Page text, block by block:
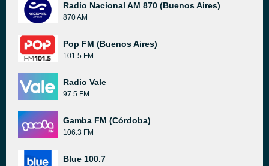
Radio Nacional AM 870 (Buenos Aires)
870 AM
Pop FM (Buenos Aires)
101.5 FM
Radio Vale
97.5 FM
Gamba FM (Córdoba)
106.3 FM
Blue 100.7